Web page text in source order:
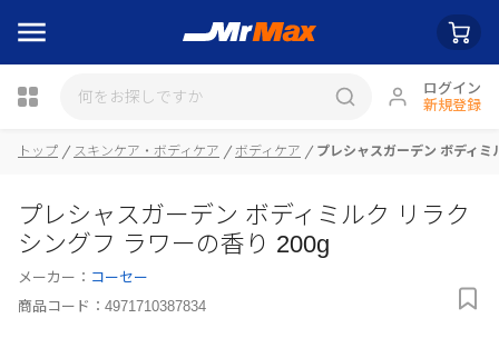
ログイン
新規登録
瓶詰
トップ スキンケア・ボディケア ボディケア プレシャスガーデン ボディ
プレシャスガーデン ボディミルク リラク
シングフ ラワーの香り 200g
メーカー： コーセー
商品コード： 4971710387834